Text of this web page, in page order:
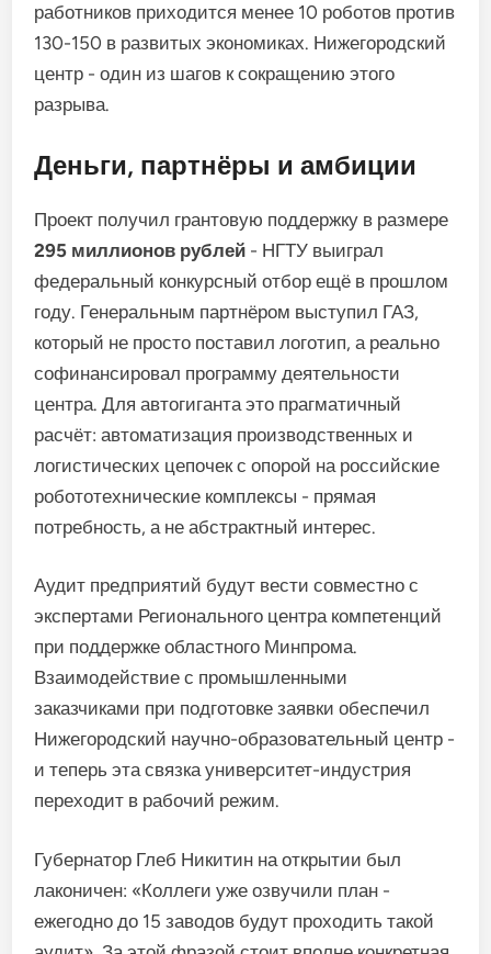
работников приходится менее 10 роботов против
130-150 в развитых экономиках. Нижегородский
центр - один из шагов к сокращению этого
разрыва.
Деньги, партнёры и амбиции
Проект получил грантовую поддержку в размере
295 миллионов рублей - НГТУ выиграл
федеральный конкурсный отбор ещё в прошлом
году. Генеральным партнёром выступил ГАЗ,
который не просто поставил логотип, а реально
софинансировал программу деятельности
центра. Для автогиганта это прагматичный
расчёт: автоматизация производственных и
логистических цепочек с опорой на российские
робототехнические комплексы - прямая
потребность, а не абстрактный интерес.
Аудит предприятий будут вести совместно с
экспертами Регионального центра компетенций
при поддержке областного Минпрома.
Взаимодействие с промышленными
заказчиками при подготовке заявки обеспечил
Нижегородский научно-образовательный центр -
и теперь эта связка университет-индустрия
переходит в рабочий режим.
Губернатор Глеб Никитин на открытии был
лаконичен: «Коллеги уже озвучили план -
ежегодно до 15 заводов будут проходить такой